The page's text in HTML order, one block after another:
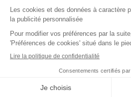
TOUS DROITS RÉSERVÉS
MENTIONS LEGALES
PLAN DU SITE
CONCEPTION ET DÉVELOPPEMENT
KOOKLINE